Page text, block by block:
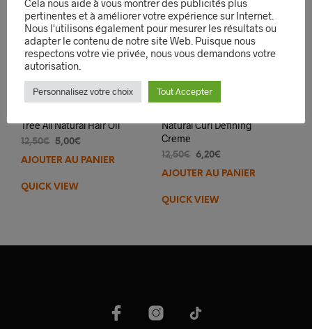
Tree All Natural Hair Oil
12,50€ Le
prix
était :
5,00€
prix
AJOUTER AU PANIER
QUICK VIEW
Natural Curl Defining
Creme
12,50€
Le
prix
était :
6,20€
prix
AJOUTER AU PANIER
QUICK VIEW
pertinentes et à améliorer votre expérience sur Internet.
Nous l'utilisons également pour mesurer les résultats ou
adapter le contenu de notre site Web. Puisque nous
respectons votre vie privée, nous vous demandons votre
autorisation.
Personnalisez votre choix Tout Accepter